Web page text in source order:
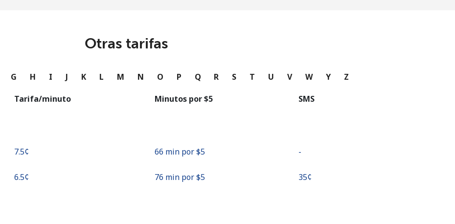
Continuar con
Otras tarifas
G H I J K L M N O P Q R S T U V W Y Z
Tarifa/minuto Minutos por ⁦$5⁩ SMS
⁦7.5¢⁩ 66 min por ⁦$5⁩ -
⁦6.5¢⁩ 76 min por ⁦$5⁩ ⁦35¢⁩